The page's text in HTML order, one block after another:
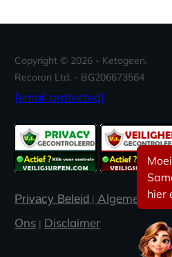
hier
Copyright © 2026 - Ketogeen.
Recoron Ltd. - BG206673564
[email protected]
Privacy Beleid | Algemene
Ons | Disclaimer